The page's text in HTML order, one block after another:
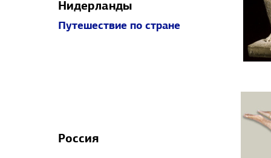
Нидерланды
Путешествие по стране
Россия